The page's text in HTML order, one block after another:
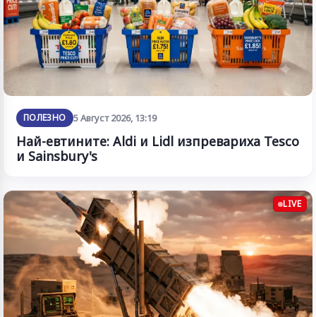
ПОЛЕЗНО 5 Август 2026, 13:19
Най-евтините: Aldi и Lidl изпревариха Tesco
и Sainsbury's
LIVE